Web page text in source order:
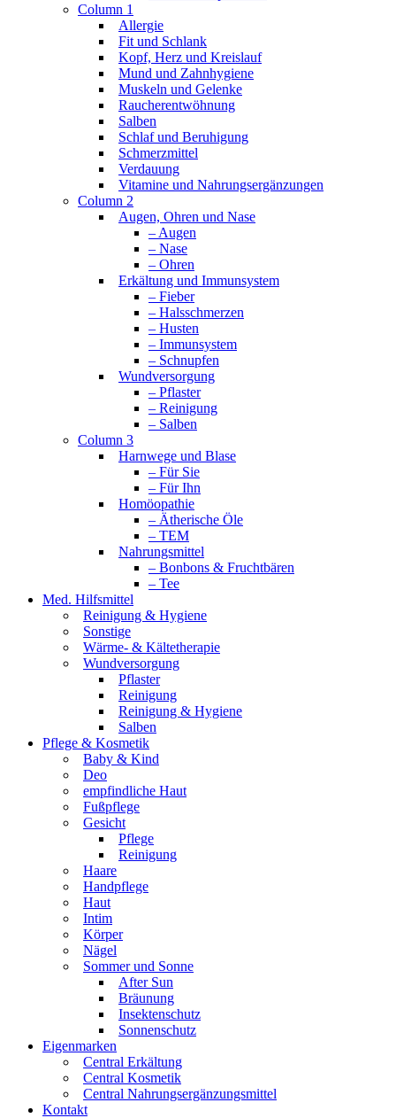
Column 1
Allergie
Fit und Schlank
Kopf, Herz und Kreislauf
Mund und Zahnhygiene
Muskeln und Gelenke
Raucherentwöhnung
Salben
Schlaf und Beruhigung
Schmerzmittel
Verdauung
Vitamine und Nahrungsergänzungen
Column 2
Augen, Ohren und Nase
– Augen
– Nase
– Ohren
Erkältung und Immunsystem
– Fieber
– Halsschmerzen
– Husten
– Immunsystem
– Schnupfen
Wundversorgung
– Pflaster
– Reinigung
– Salben
Column 3
Harnwege und Blase
– Für Sie
– Für Ihn
Homöopathie
– Ätherische Öle
– TEM
Nahrungsmittel
– Bonbons & Fruchtbären
– Tee
Med. Hilfsmittel
Reinigung & Hygiene
Sonstige
Wärme- & Kältetherapie
Wundversorgung
Pflaster
Reinigung
Reinigung & Hygiene
Salben
Pflege & Kosmetik
Baby & Kind
Deo
empfindliche Haut
Fußpflege
Gesicht
Pflege
Reinigung
Haare
Handpflege
Haut
Intim
Körper
Nägel
Sommer und Sonne
After Sun
Bräunung
Insektenschutz
Sonnenschutz
Eigenmarken
Central Erkältung
Central Kosmetik
Central Nahrungsergänzungsmittel
Kontakt